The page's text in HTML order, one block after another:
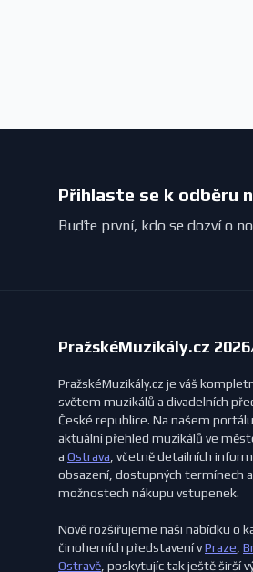
Přihlaste se k odběru
Buďte první, kdo se dozví o
PražskéMuzikály.cz
PražskéMuzikály.cz je váš
světem muzikálů a divadelních
České republice. Na našem
aktuální přehled muzikálů ve
a Ostrava, včetně detailních
obsazení, dostupných termínech a
možnostech nákupu vstupenek.
Nově rozšiřujeme naši nabídku o
činoherních představení vPraze,
Ostravě, poskytujíc tak ještě širší